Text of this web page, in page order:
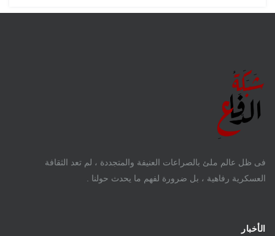
فى ظل عالم ملئ بالصراعات العنيفة والمتجددة ، لم تعد الثقافة
العسكرية رفاهية ، بل ضرورة لفهم ما يحدث حولنا .
الأخبار